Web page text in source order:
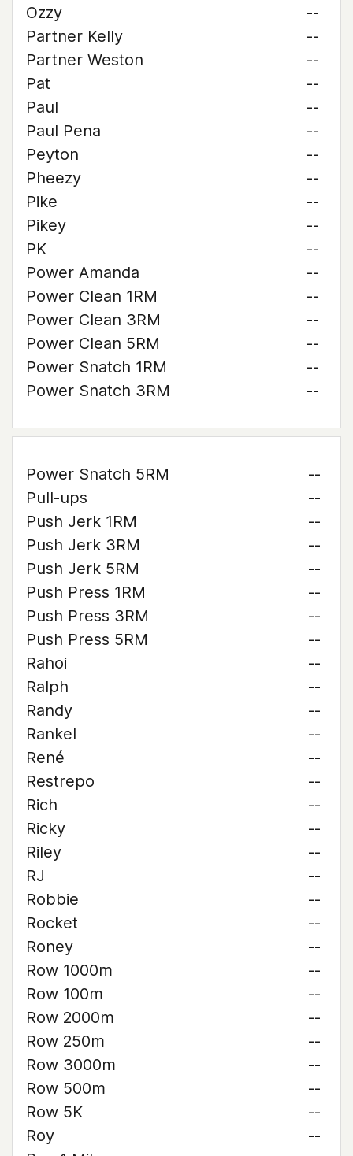
Ozzy
--
Partner Kelly
--
Partner Weston
--
Pat
--
Paul
--
Paul Pena
--
Peyton
--
Pheezy
--
Pike
--
Pikey
--
PK
--
Power Amanda
--
Power Clean 1RM
--
Power Clean 3RM
--
Power Clean 5RM
--
Power Snatch 1RM
--
Power Snatch 3RM
--
Power Snatch 5RM
--
Pull-ups
--
Push Jerk 1RM
--
Push Jerk 3RM
--
Push Jerk 5RM
--
Push Press 1RM
--
Push Press 3RM
--
Push Press 5RM
--
Rahoi
--
Ralph
--
Randy
--
Rankel
--
René
--
Restrepo
--
Rich
--
Ricky
--
Riley
--
RJ
--
Robbie
--
Rocket
--
Roney
--
Row 1000m
--
Row 100m
--
Row 2000m
--
Row 250m
--
Row 3000m
--
Row 500m
--
Row 5K
--
Roy
--